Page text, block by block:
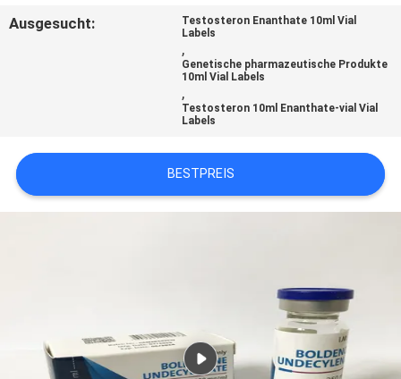
NACHRICHTEN
SITEMAP
PRIVACY
Ausgesucht:
Testosteron Enanthate 10ml Vial
Labels
,
Genetische pharmazeutische Produkte
10ml Vial Labels
,
Testosteron 10ml Enanthate-vial Vial
Labels
BESTPREIS